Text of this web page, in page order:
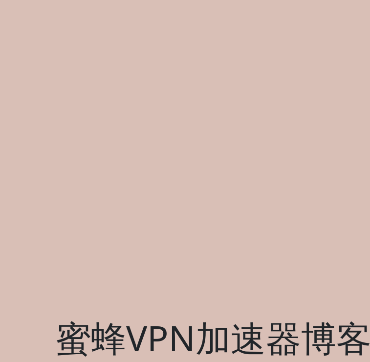
蜜蜂VPN加速器博客